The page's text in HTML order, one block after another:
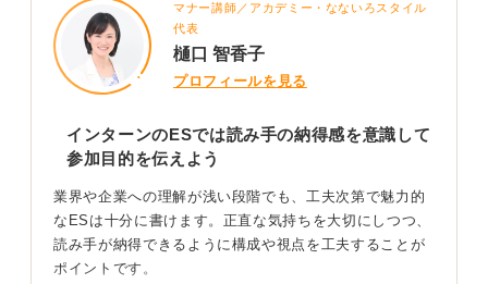
マナー講師／アカデミー・なないろスタイル
代表
樋口 智香子
プロフィールを見る
インターンのESでは読み手の納得感を意識して
参加目的を伝えよう
業界や企業への理解が浅い段階でも、工夫次第で魅力的
なESは十分に書けます。正直な気持ちを大切にしつつ、
読み手が納得できるように構成や視点を工夫することが
ポイントです。